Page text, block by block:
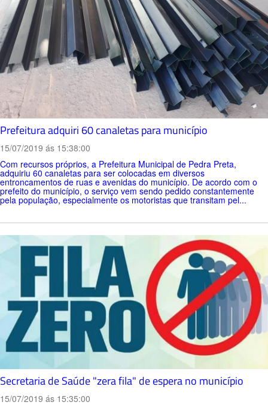
Prefeitura adquiri 60 canaletas para município
15/07/2019 ás 15:38:00
Com recursos próprios, a Prefeitura Municipal de Pedra Preta,
adquiriu 60 canaletas para ser colocadas em diversos
entroncamentos de ruas e avenidas do município. De acordo com o
prefeito do município, o serviço vem sendo pedido constantemente
pela população, especialmente os motoristas que transitam pel...
Secretaria de Saúde "zera fila" de espera no município
15/07/2019 ás 15:35:00